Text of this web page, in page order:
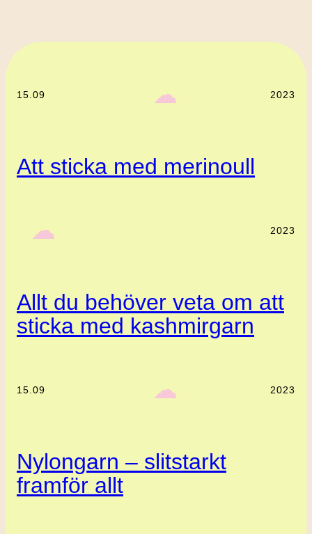
15.09 ‎ ‎‎ ☁︎‎‎ 2023
Att sticka med merinoull
‎ ‎‎ ☁︎‎‎ 2023
Allt du behöver veta om att
sticka med kashmirgarn
15.09 ‎ ‎‎ ☁︎‎‎ 2023
Nylongarn – slitstarkt
framför allt